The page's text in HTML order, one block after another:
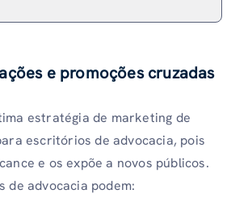
e promoções cruzadas
estratégia de marketing de
escritórios de advocacia, pois
e os expõe a novos públicos.
de advocacia podem: